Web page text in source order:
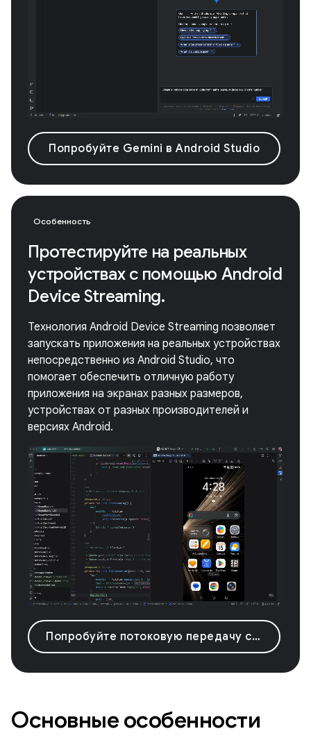
Попробуйте Gemini в Android Studio
Особенность
Протестируйте на реальных
устройствах с помощью Android
Device Streaming.
Технология Android Device Streaming позволяет
запускать приложения на реальных устройствах
непосредственно из Android Studio, что
помогает обеспечить отличную работу
приложения на экранах разных размеров,
устройствах от разных производителей и
версиях Android.
Попробуйте потоковую передачу с Android-устройства.
Основные особенности